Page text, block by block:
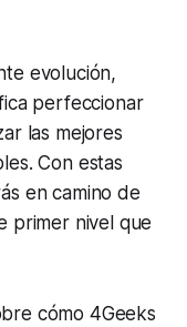
evolución,
perfeccionar
las mejores
Con estas
en camino de
primer nivel que
cómo 4Geeks